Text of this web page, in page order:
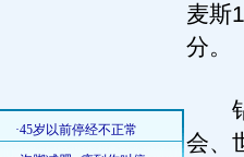
麦斯
分。
钻
会、